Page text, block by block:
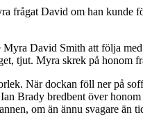
frågat David om han kunde
David Smith att följa
tjut. Myra skrek på honom
När dockan föll ner på
Brady bredbent över
om än ännu svagare än